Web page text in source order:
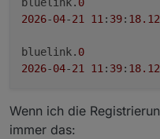
bluelink. 0
2026-04-21 11: 39:
bluelink. 0
2026-04-21 11: 39:
Wenn ich die
immer das: